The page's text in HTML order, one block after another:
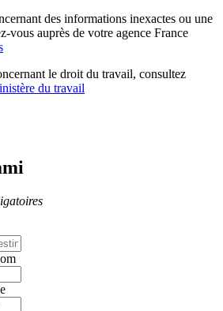
des informations inexactes ou une
vous auprès de votre agence France
le droit du travail, consultez
du travail